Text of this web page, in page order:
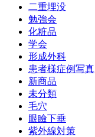
二重埋没
勉強会
化粧品
学会
形成外科
患者様症例写真
新商品
未分類
毛穴
眼瞼下垂
紫外線対策